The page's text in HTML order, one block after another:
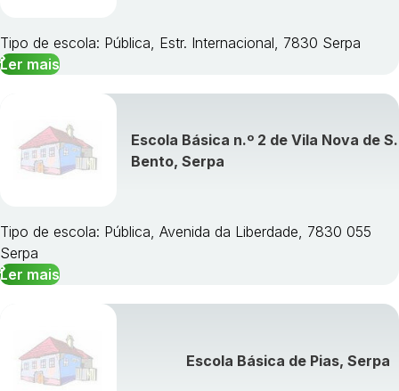
Tipo de escola: Pública, Estr. Internacional, 7830 Serpa
Ler mais
Escola Básica n.º 2 de Vila Nova de S.
Bento, Serpa
Tipo de escola: Pública, Avenida da Liberdade, 7830 055
Serpa
Ler mais
Escola Básica de Pias, Serpa